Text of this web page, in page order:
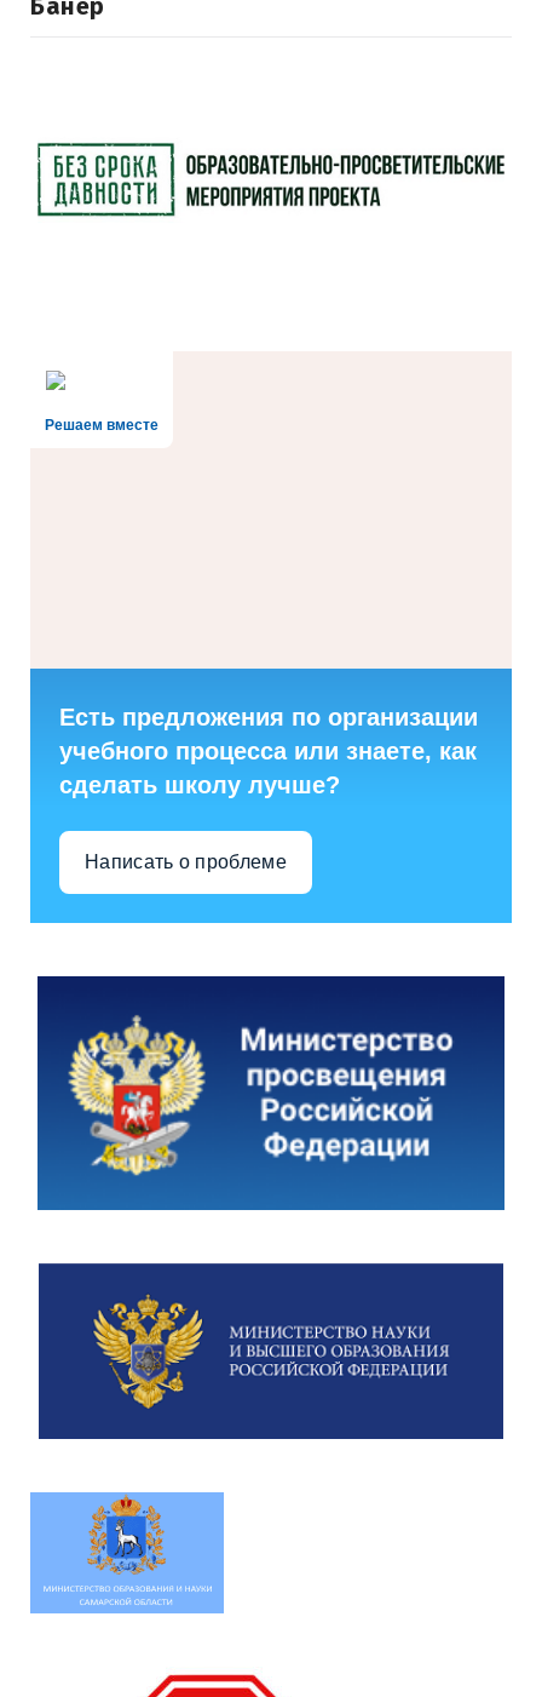
Решаем вместе
Есть предложения по организации
учебного процесса или знаете, как
сделать школу лучше?
Написать о проблеме